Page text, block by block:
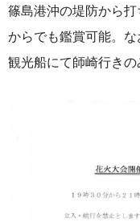
篠島港沖の堤防から
からでも鑑賞可能。な
観光船にて師崎行きの